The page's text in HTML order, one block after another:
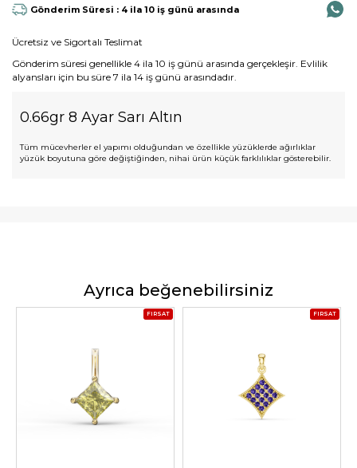
Gönderim Süresi : 4 ila 10 iş günü arasında
Ücretsiz ve Sigortalı Teslimat
Gönderim süresi genellikle 4 ila 10 iş günü arasında gerçekleşir. Evlilik
alyansları için bu süre 7 ila 14 iş günü arasındadır.
0.66gr 8 Ayar Sarı Altın
Tüm mücevherler el yapımı olduğundan ve özellikle yüzüklerde ağırlıklar
yüzük boyutuna göre değiştiğinden, nihai ürün küçük farklılıklar gösterebilir.
Ayrıca beğenebilirsiniz
FIRSAT FIRSAT